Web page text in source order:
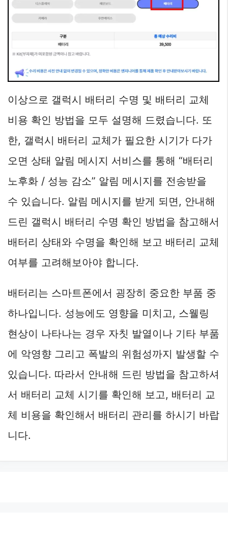
이상으로 갤럭시 배터리 수명 및 배터리 교체
비용 확인 방법을 모두 설명해 드렸습니다. 또
한, 갤럭시 배터리 교체가 필요한 시기가 다가
오면 상태 알림 메시지 서비스를 통해 “배터리
노후화 / 성능 감소” 알림 메시지를 전송받을
수 있습니다. 알림 메시지를 받게 되면, 안내해
드린 갤럭시 배터리 수명 확인 방법을 참고해서
배터리 상태와 수명을 확인해 보고 배터리 교체
여부를 고려해보아야 합니다.
배터리는 스마트폰에서 굉장히 중요한 부품 중
하나입니다. 성능에도 영향을 미치고, 스웰링
현상이 나타나는 경우 자칫 발열이나 기타 부품
에 악영향 그리고 폭발의 위험성까지 발생할 수
있습니다. 따라서 안내해 드린 방법을 참고하셔
서 배터리 교체 시기를 확인해 보고, 배터리 교
체 비용을 확인해서 배터리 관리를 하시기 바랍
니다.